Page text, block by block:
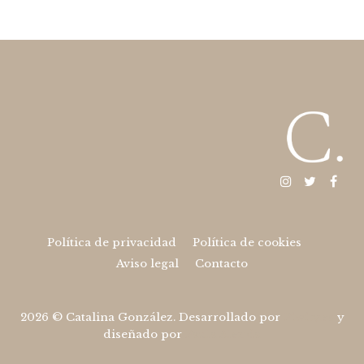
Instagram
Twitter
Política de privacidad
Política de cookies
Aviso legal
Contacto
2026 © Catalina González. Desarrollado por
y
diseñado por